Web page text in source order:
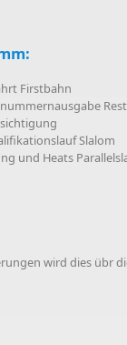
Firstbahn
Slalom
und Heats
wird dies übr